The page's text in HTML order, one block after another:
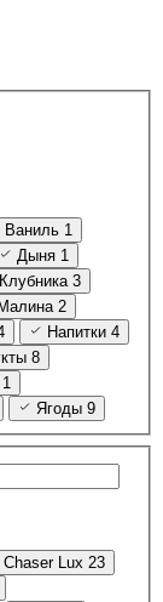
Ваниль 1
Дыня 1
Клубника 3
2
Напитки 4
8
1
Ягоды 9
Chaser Lux 23